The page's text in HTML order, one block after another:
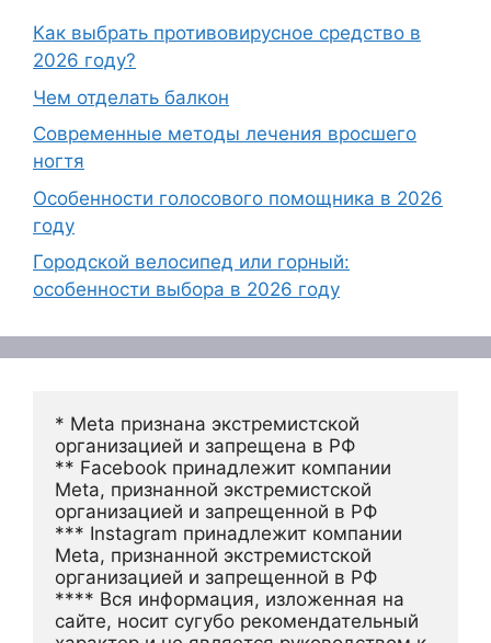
Как выбрать противовирусное средство в
2026 году?
Чем отделать балкон
Современные методы лечения вросшего
ногтя
Особенности голосового помощника в 2026
году
Городской велосипед или горный:
особенности выбора в 2026 году
* Meta признана экстремистской
организацией и запрещена в РФ
** Facebook принадлежит компании
Meta, признанной экстремистской
организацией и запрещенной в РФ
*** Instagram принадлежит компании
Meta, признанной экстремистской
организацией и запрещенной в РФ
**** Вся информация, изложенная на
сайте, носит сугубо рекомендательный